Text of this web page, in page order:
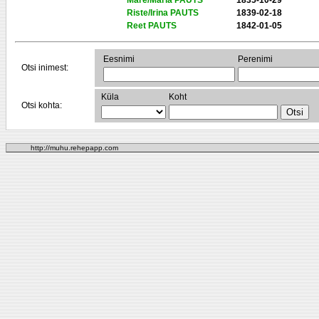
Riste/Irina PAUTS
1839-02-18
Reet PAUTS
1842-01-05
Otsi inimest:
Eesnimi Perenimi
Otsi kohta:
Küla Koht
http://muhu.rehepapp.com